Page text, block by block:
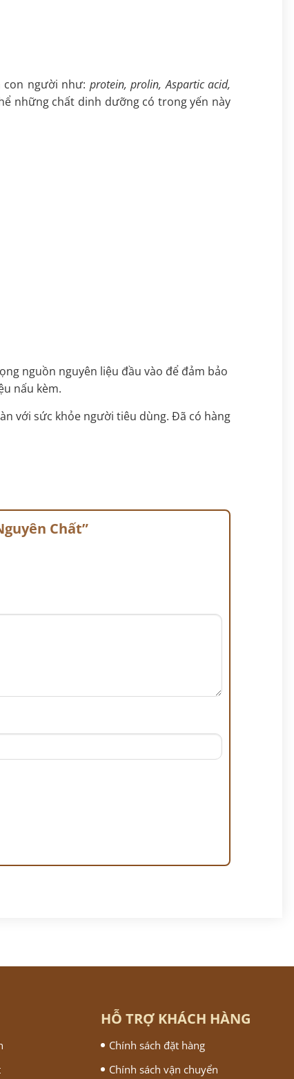
con người như: protein, prolin, Aspartic acid,
những chất dinh dưỡng có trong yến này
nguồn nguyên liệu đầu vào để đảm bảo
nấu kèm.
với sức khỏe người tiêu dùng. Đã có hàng
Chất”
HỖ TRỢ KHÁCH HÀNG
Chính sách đặt hàng
Chính sách vận chuyển